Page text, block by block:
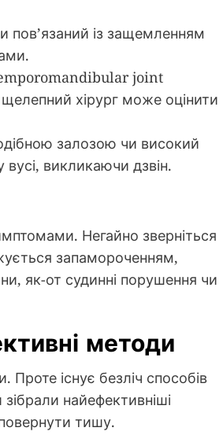
пов’язаний із защемленням
joint
хірург може оцінити
залозою чи високий
викликаючи дзвін.
Негайно зверніться
запамороченням,
як-от судинні порушення чи
методи
Проте існує безліч способів
найефективніші
тишу.